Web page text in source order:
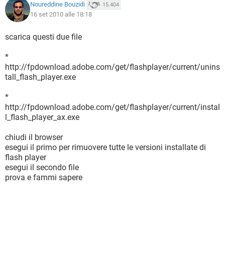
Noureddine Bouzidi 15.404
16 set 2010 alle 18:18
scarica questi due file
*
http://fpdownload.adobe.com/get/flashplayer/current/unins
tall_flash_player.exe
*
http://fpdownload.adobe.com/get/flashplayer/current/instal
l_flash_player_ax.exe
chiudi il browser
esegui il primo per rimuovere tutte le versioni installate di
flash player
esegui il secondo file
prova e fammi sapere